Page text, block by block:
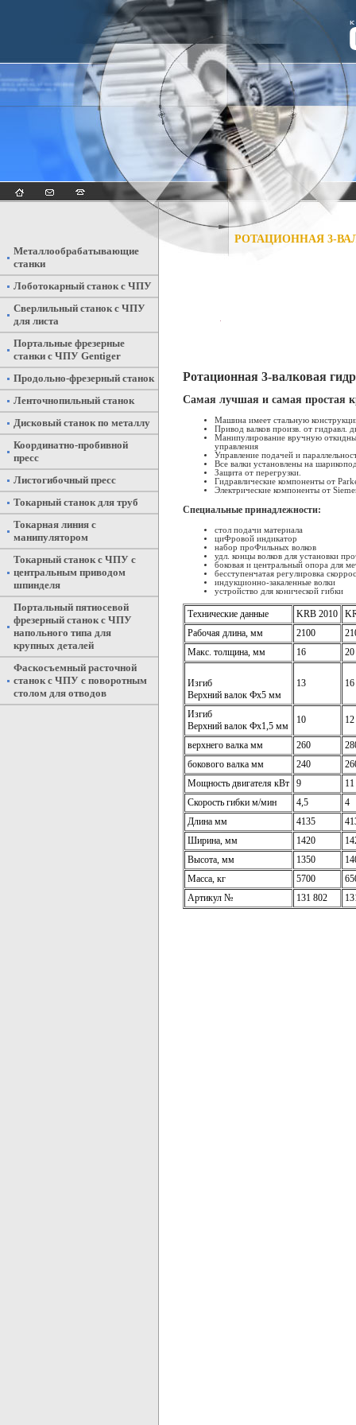
Металлообрабатывающие
станки
Лоботокарный станок с ЧПУ
Сверлильный станок с ЧПУ
для листа
Портальные фрезерные
станки с ЧПУ Gentiger
Продольно-фрезерный станок
Ленточнопильный станок
Дисковый станок по металлу
Координатно-пробивной
пресс
Листогибочный пресс
Токарный станок для труб
Токарная линия с
манипулятором
Токарный станок с ЧПУ с
центральным приводом
шпинделя
Портальный пятиосевой
фрезерный станок с ЧПУ
напольного типа для
крупных деталей
Фаскосъемный расточной
станок с ЧПУ с поворотным
столом для отводов
РОТАЦИОННАЯ 3-
Ротационная 3-валковая
Самая лучшая и самая простая
Машина имеет стальную
Привод валков произв. от гидравл.
Манипулирование вручную
управления
Управление подачей и
Все валки установлены на
Защита от перегрузки.
Гидравлические компоненты от
Электрические компоненты от
Специальные принадлежности:
стол подачи материала
циФровой индикатор
набор проФильных волков
удл. концы волков для установки
боковая и центральный опора для
бесступенчатая регулировка
индукционно-закаленные волки
устройство для конической гибки
Технические данные KRB 2010
Рабочая длина, мм
2100
Макс. толщина, мм
16 20
Изгиб
Верхний валок Фx5 мм
13 16
Изгиб
Верхний валок Фx1,5 мм
10 12
верхнего валка мм 260
бокового валка мм
240
Мощность двигателя кВт
9
11
Скорость гибки м/мин
4,5
4
Длина мм
4135
Ширина, мм
1420
Высота, мм
1350
Масса, кг
5700
Артикул №
131 802